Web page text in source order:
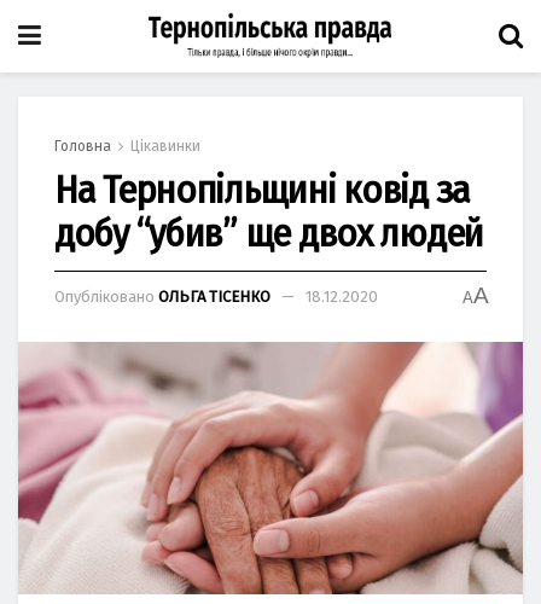
Головна Цікавинки
На Тернопільщині ковід за
добу “убив” ще двох людей
Опубліковано ОЛЬГА ТІСЕНКО 18.12.2020 AA